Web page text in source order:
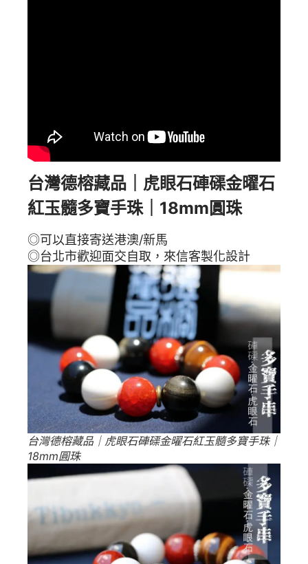
台灣德榕藏品｜虎眼石硨磲金曜石
紅玉髓多寶手珠｜18mm圓珠
◎可以直接寄送港澳/新馬
◎台北市歡迎面交自取，來信客製化設計
台灣德榕藏品｜虎眼石硨磲金曜石紅玉髓多寶手珠｜
18mm圓珠